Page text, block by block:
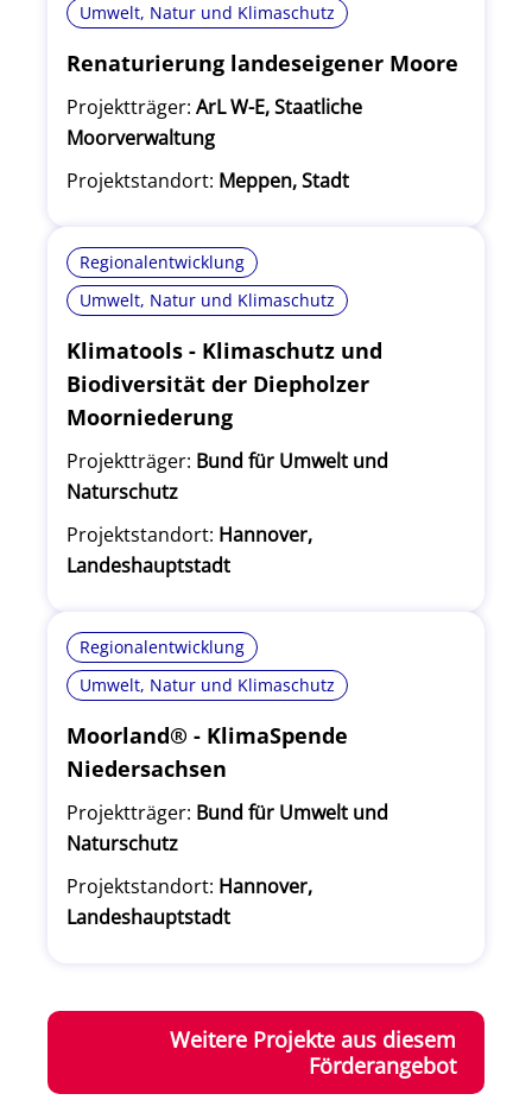
Umwelt, Natur und Klimaschutz
Renaturierung landeseigener Moore
Projektträger: ArL W-E, Staatliche
Moorverwaltung
Projektstandort: Meppen, Stadt
Regionalentwicklung
Umwelt, Natur und Klimaschutz
Klimatools - Klimaschutz und
Biodiversität der Diepholzer
Moorniederung
Projektträger: Bund für Umwelt und
Naturschutz
Projektstandort: Hannover,
Landeshauptstadt
Regionalentwicklung
Umwelt, Natur und Klimaschutz
Moorland® - KlimaSpende
Niedersachsen
Projektträger: Bund für Umwelt und
Naturschutz
Projektstandort: Hannover,
Landeshauptstadt
Weitere Projekte aus diesem
Förderangebot